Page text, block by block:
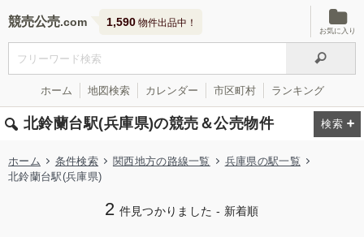
競売公売 1,590 物件出品中！
お気に入り
ホーム 地図検索 カレンダー 市区町村 ランキング
北鈴蘭台駅(兵庫県)の競売＆公売物件
ホーム 条件検索 関西地方の路線一覧
兵庫県の駅一覧
北鈴蘭台駅(兵庫県)
2 件見つかりました - 新着順